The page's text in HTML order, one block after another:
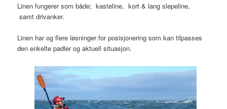
Linen fungerer som både; kasteline, kort & lang slepeline,
samt drivanker.
Linen har og flere løsninger for posisjonering som kan tilpasses
den enkelte padler og aktuell situasjon.